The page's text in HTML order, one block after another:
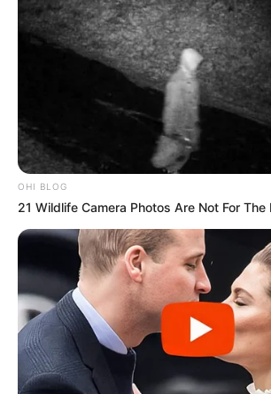
OHI BLOG
21 Wildlife Camera Photos Are Not For The